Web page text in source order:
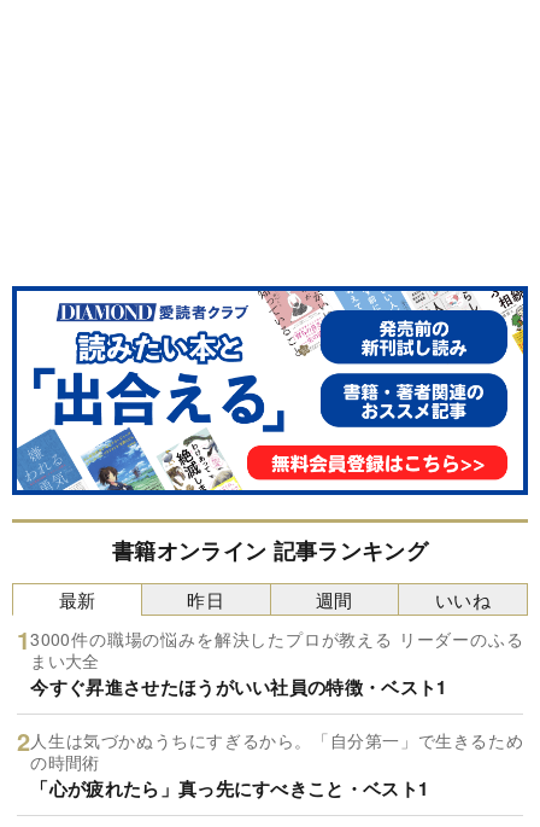
書籍オンライン 記事ランキング
最新
3000件の職場の悩みを解決したプロが教える リーダーのふる
まい大全
今すぐ昇進させたほうがいい社員の特徴・ベスト1
人生は気づかぬうちにすぎるから。「自分第一」で生きるため
の時間術
「心が疲れたら」真っ先にすべきこと・ベスト1
昨日 週間 いいね